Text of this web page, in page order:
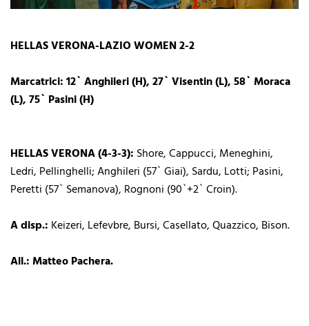
HELLAS VERONA-LAZIO WOMEN 2-2
Marcatrici: 12` Anghileri (H), 27` Visentin (L), 58` Moraca
(L), 75` Pasini (H)
HELLAS VERONA (4-3-3): Shore, Cappucci, Meneghini,
Ledri, Pellinghelli; Anghileri (57` Giai), Sardu, Lotti; Pasini,
Peretti (57` Semanova), Rognoni (90`+2` Croin).
A disp.: Keizeri, Lefevbre, Bursi, Casellato, Quazzico, Bison.
All.: Matteo Pachera.